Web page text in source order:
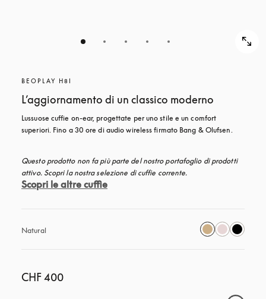
BEOPLAY H8I
L’aggiornamento di un classico moderno
Lussuose cuffie on-ear, progettate per uno stile e un comfort
superiori. Fino a 30 ore di audio wireless firmato Bang & Olufsen.
Questo prodotto non fa più parte del nostro portafoglio di prodotti
attivo. Scopri la nostra selezione di cuffie corrente.
Scopri le altre cuffie
Natural
CHF 400